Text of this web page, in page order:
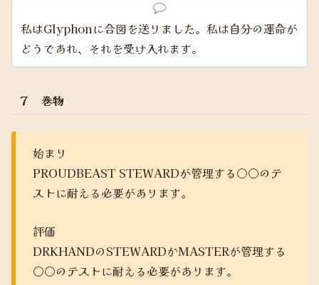
私はGlyphonに合図を送りました。私は自分の運命が
どうであれ、それを受け入れます。
７ 巻物
始まり
PROUDBEAST STEWARDが管理する○○のテ
ストに耐える必要があります。
評価
DRKHANDのSTEWARDかMASTERが管理する
○○のテストに耐える必要があります。